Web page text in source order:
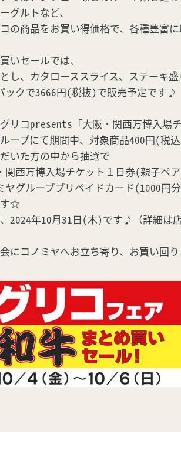
グルトなど、
の商品をお買い得価格で、各種豊富
いセールでは、
し、カタローススライス、ステーキ
ックで3666円(税抜)で販売予定です♪
リコpresents「大阪・関西万博入場
ープにて期間中、対象商品400円(税
いた方の中から抽選で
西万博入場チケット１日券(親子ペ
グループプリペイドカード(1000円
す☆
2024年10月31日(木)です♪（詳細は
にコノミヤへお立ち寄り、お買い回